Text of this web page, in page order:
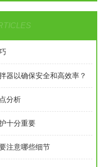
器以确保安全和高效率？
分析
十分重要
注意哪些细节